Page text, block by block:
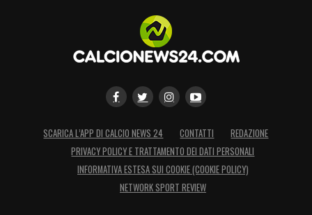
SCARICA L’APP DI CALCIO NEWS 24 CONTATTI
REDAZIONE
PRIVACY POLICY E TRATTAMENTO DEI DATI PERSONALI
INFORMATIVA ESTESA SUI COOKIE (COOKIE POLICY)
NETWORK SPORT REVIEW